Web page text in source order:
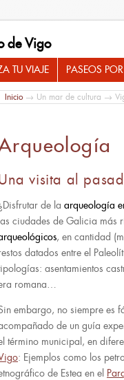
de Vigo
TU VIAJE PASEOS
Inicio→ Un mar de cultura →
visita al
de la arqueología
las ciudades de Galicia más
, en cantidad
datados entre el
asentamientos
romana…
embargo, no siempre es
de un guía
término municipal, en
: Ejemplos como los
de Estea en el